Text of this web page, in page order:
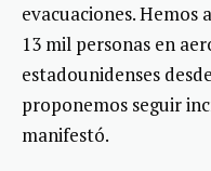
evacuaciones. Hemos
13 mil personas en
estadounidenses
proponemos seguir
manifestó.